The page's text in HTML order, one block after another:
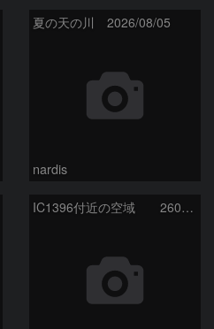
夏の天の川 2026/08/05
nardis
IC1396付近の空域 260720